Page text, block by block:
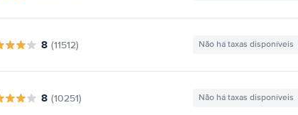
8 (11512) Não há taxas disponíveis
8 (10251) Não há taxas disponíveis